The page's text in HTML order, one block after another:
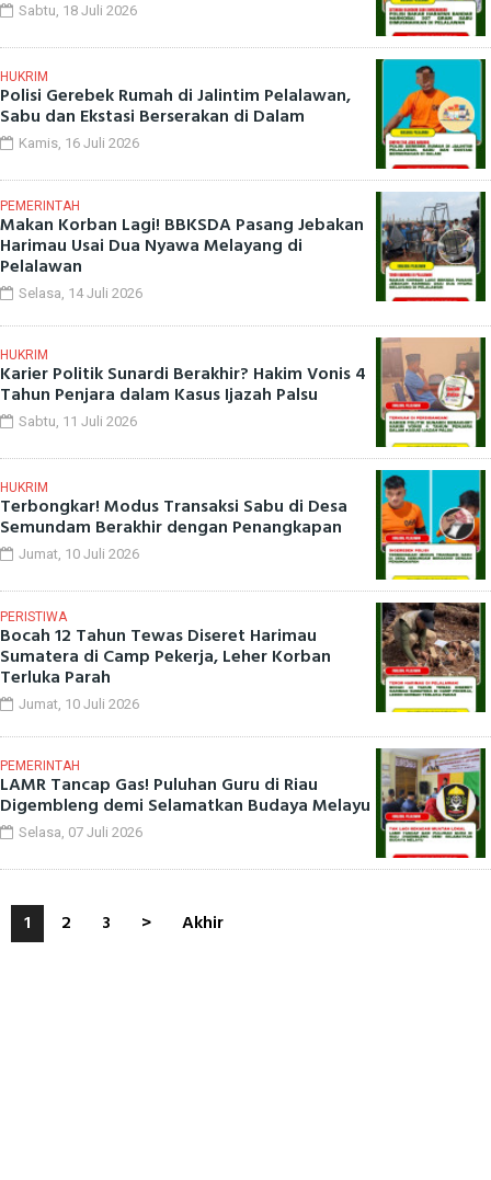
Sabtu, 18 Juli 2026
HUKRIM
Polisi Gerebek Rumah di Jalintim Pelalawan,
Sabu dan Ekstasi Berserakan di Dalam
Kamis, 16 Juli 2026
PEMERINTAH
Makan Korban Lagi! BBKSDA Pasang Jebakan
Harimau Usai Dua Nyawa Melayang di
Pelalawan
Selasa, 14 Juli 2026
HUKRIM
Karier Politik Sunardi Berakhir? Hakim Vonis 4
Tahun Penjara dalam Kasus Ijazah Palsu
Sabtu, 11 Juli 2026
HUKRIM
Terbongkar! Modus Transaksi Sabu di Desa
Semundam Berakhir dengan Penangkapan
Jumat, 10 Juli 2026
PERISTIWA
Bocah 12 Tahun Tewas Diseret Harimau
Sumatera di Camp Pekerja, Leher Korban
Terluka Parah
Jumat, 10 Juli 2026
PEMERINTAH
LAMR Tancap Gas! Puluhan Guru di Riau
Digembleng demi Selamatkan Budaya Melayu
Selasa, 07 Juli 2026
1 2 3 > Akhir